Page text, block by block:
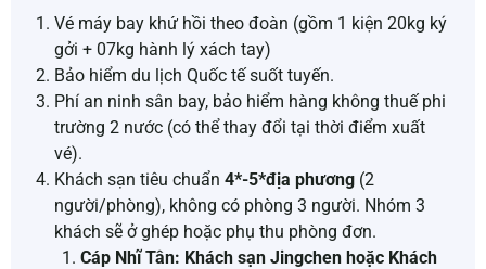
Vé máy bay khứ hồi theo đoàn (gồm 1 kiện 20kg ký
gởi + 07kg hành lý xách tay)
Bảo hiểm du lịch Quốc tế suốt tuyến.
Phí an ninh sân bay, bảo hiểm hàng không thuế phi
trường 2 nước (có thể thay đổi tại thời điểm xuất
vé).
Khách sạn tiêu chuẩn4*-5*địa phương (2
người/phòng), không có phòng 3 người. Nhóm 3
khách sẽ ở ghép hoặc phụ thu phòng đơn.
Cáp Nhĩ Tân: Khách sạn Jingchen hoặc Khách